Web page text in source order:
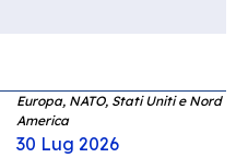
Europa, NATO, Stati Uniti e Nord
America
30 Lug 2026